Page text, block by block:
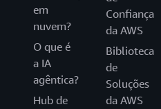
em
nuvem?
O que é
a IA
agêntica?
Hub de
Confiança
da AWS
Biblioteca
de
Soluções
da AWS